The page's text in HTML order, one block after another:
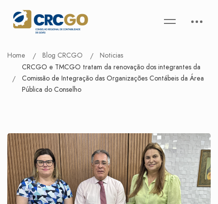
Home Blog CRCGO
Noticias
CRCGO e TMCGO tratam da renovação dos integrantes da
Comissão de Integração das Organizações Contábeis da Área
Pública do Conselho